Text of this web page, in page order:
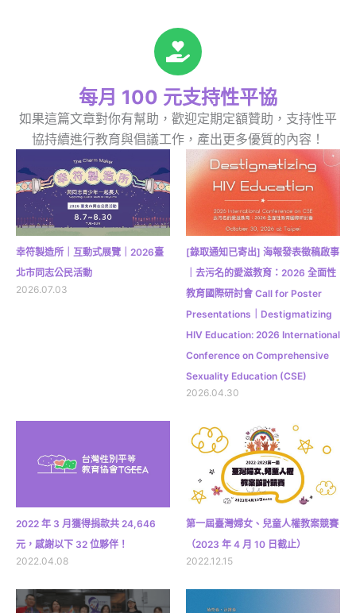
每月 100 元支持性平協
如果這篇文章對你有幫助，歡迎定期定額贊助，支持性平
協持續進行教育與倡議工作，產出更多優質的內容！
幸符製造所｜互動式展覽｜2026臺
北市同志公民活動
2026.07.03
[錄取通知已寄出] 海報發表徵稿啟事
｜去污名的愛滋教育：2026 全面性
教育國際研討會 Call for Poster
Presentations｜Destigmatizing
HIV Education: 2026 International
Conference on Comprehensive
Sexuality Education (CSE)
2026.04.30
2022 年 3 月獲得捐款共 24,646
元，感謝以下 32 位夥伴！
2022.04.08
第一屆臺灣婦女、兒童人權教案競賽
（2023 年 4 月 10 日截止）
2022.12.15